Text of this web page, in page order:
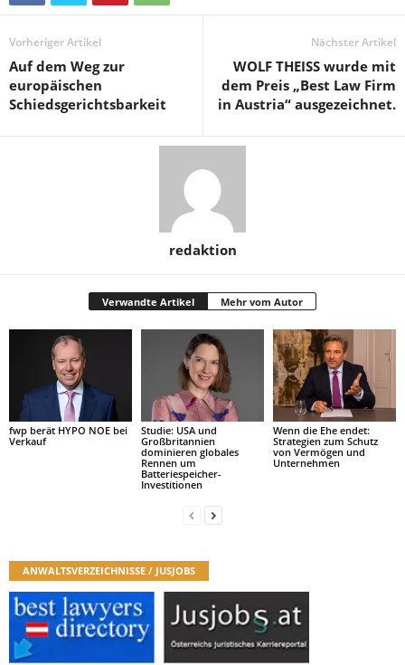
Vorheriger Artikel
Auf dem Weg zur
europäischen
Schiedsgerichtsbarkeit
Nächster Artikel
WOLF THEISS wurde mit
dem Preis „Best Law Firm
in Austria“ ausgezeichnet.
redaktion
Verwandte Artikel Mehr vom Autor
fwp berät HYPO NOE bei
Verkauf
Studie: USA und
Großbritannien
dominieren globales
Rennen um
Batteriespeicher-
Investitionen
Wenn die Ehe endet:
Strategien zum Schutz
von Vermögen und
Unternehmen
ANWALTSVERZEICHNISSE / JUSJOBS